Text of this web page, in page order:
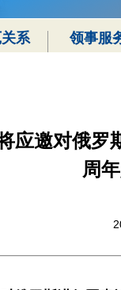
系 领事服
应邀对俄
周